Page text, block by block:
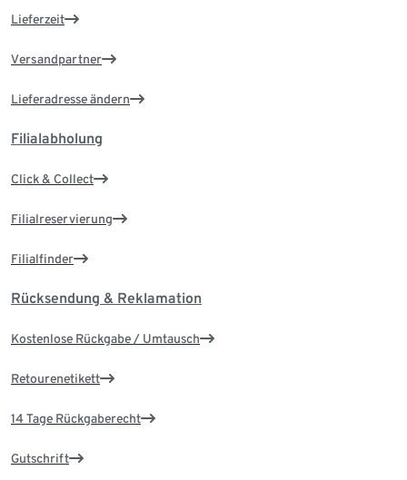
Lieferzeit
Versandpartner
Lieferadresse ändern
Filialabholung
Click & Collect
Filialreservierung
Filialfinder
Rücksendung & Reklamation
Kostenlose Rückgabe / Umtausch
Retourenetikett
14 Tage Rückgaberecht
Gutschrift